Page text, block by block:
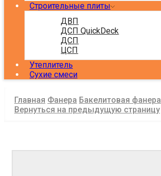
Строительные плиты
ДВП
ДСП QuickDeck
ДСП
ЦСП
Утеплитель
Сухие смеси
Главная Фанера Бакелитовая фанера
Вернуться на предыдущую страницу